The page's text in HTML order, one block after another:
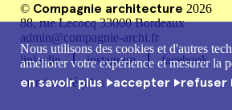
Nous utilisons des cookies et d'autres
améliorer votre expérience et mesurer la
en savoir plus accepter refuser
© Compagnie architecture 2026
88, rue Lecocq 33000 Bordeaux
admin@compagnie-archi.fr
linkedin
instagram
facebook
mentions légales